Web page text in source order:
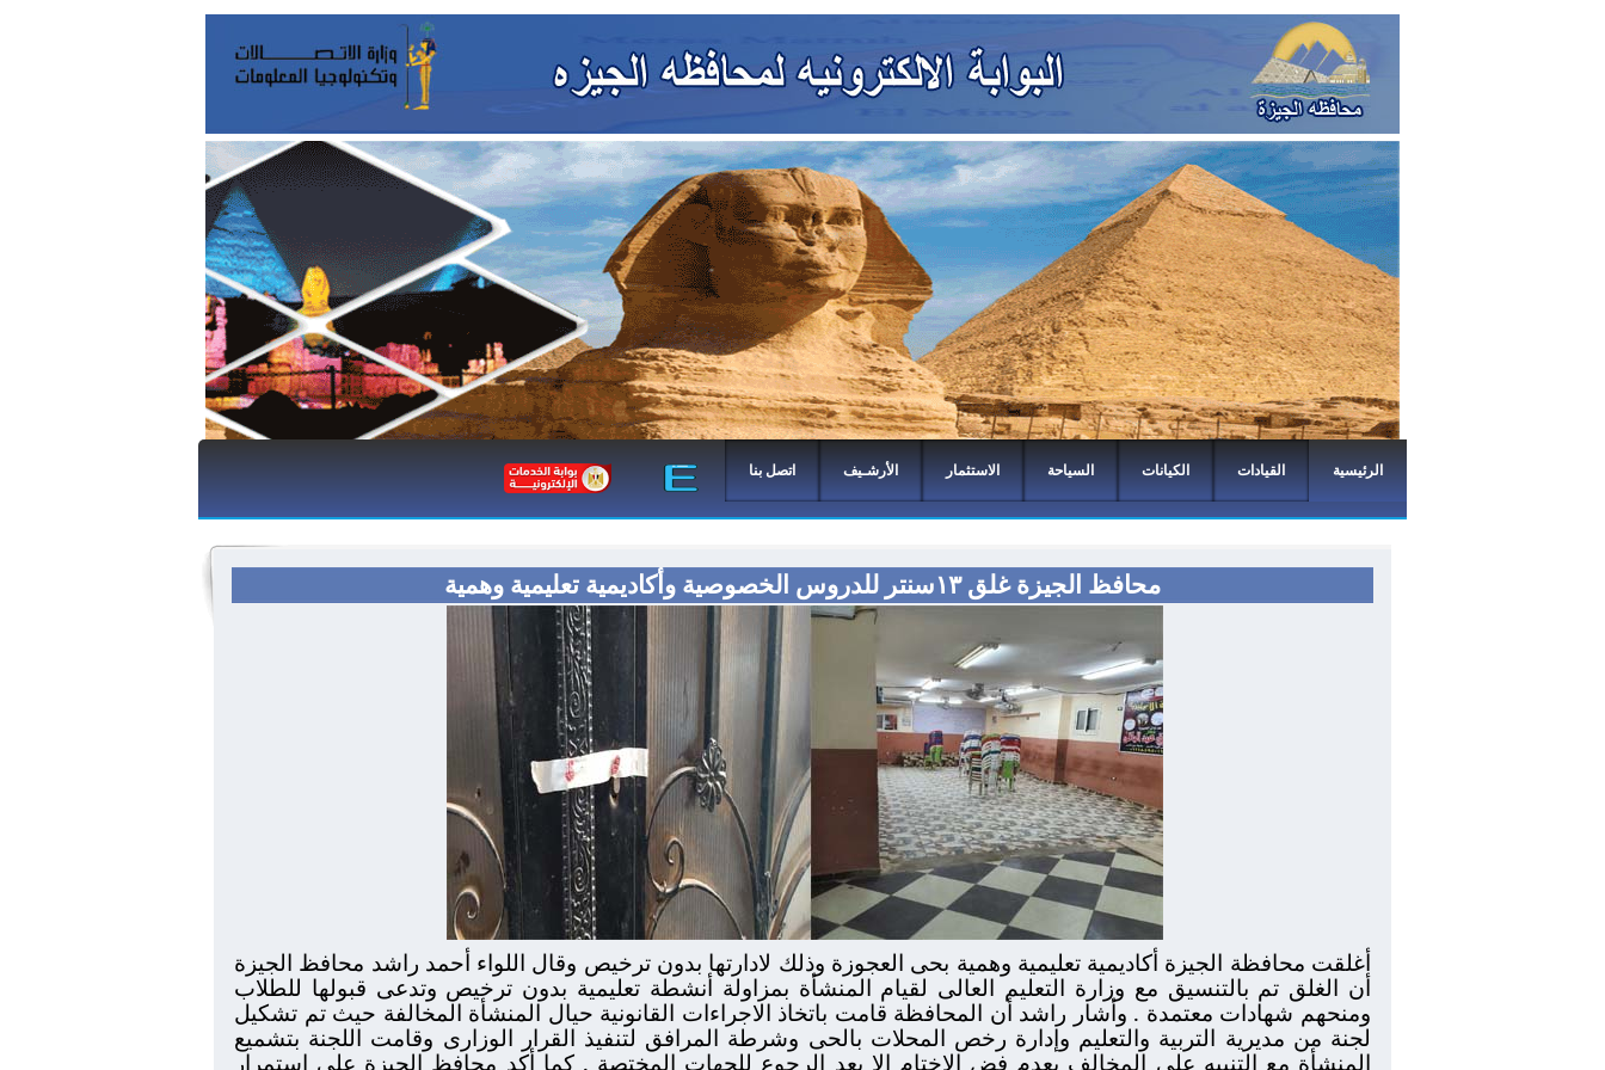
الرئيسية القيادات الكيانات السياحة الاستثمار الأرشـيف اتصل بنا
محافظ الجيزة غلق ١٣سنتر للدروس الخصوصية وأكاديمية تعليمية وهمية
أغلقت محافظة الجيزة أكاديمية تعليمية وهمية بحى العجوزة وذلك لادارتها بدون ترخيص وقال اللواء أحمد راشد محافظ الجيزة
أن الغلق تم بالتنسيق مع وزارة التعليم العالى لقيام المنشأة بمزاولة أنشطة تعليمية بدون ترخيص وتدعى قبولها للطلاب
ومنحهم شهادات معتمدة . وأشار راشد أن المحافظة قامت باتخاذ الاجراءات القانونية حيال المنشأة المخالفة حيث تم تشكيل
لجنة من مديرية التربية والتعليم وإدارة رخص المحلات بالحى وشرطة المرافق لتنفيذ القرار الوزارى وقامت اللجنة بتشميع
المنشأة مع التنبيه على المخالف بعدم فض الاختام إلا بعد الرجوع للجهات المختصة . كما أكد محافظ الجيزة على استمرار